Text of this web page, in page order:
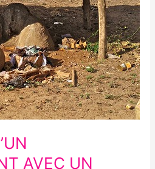
AVEC UN